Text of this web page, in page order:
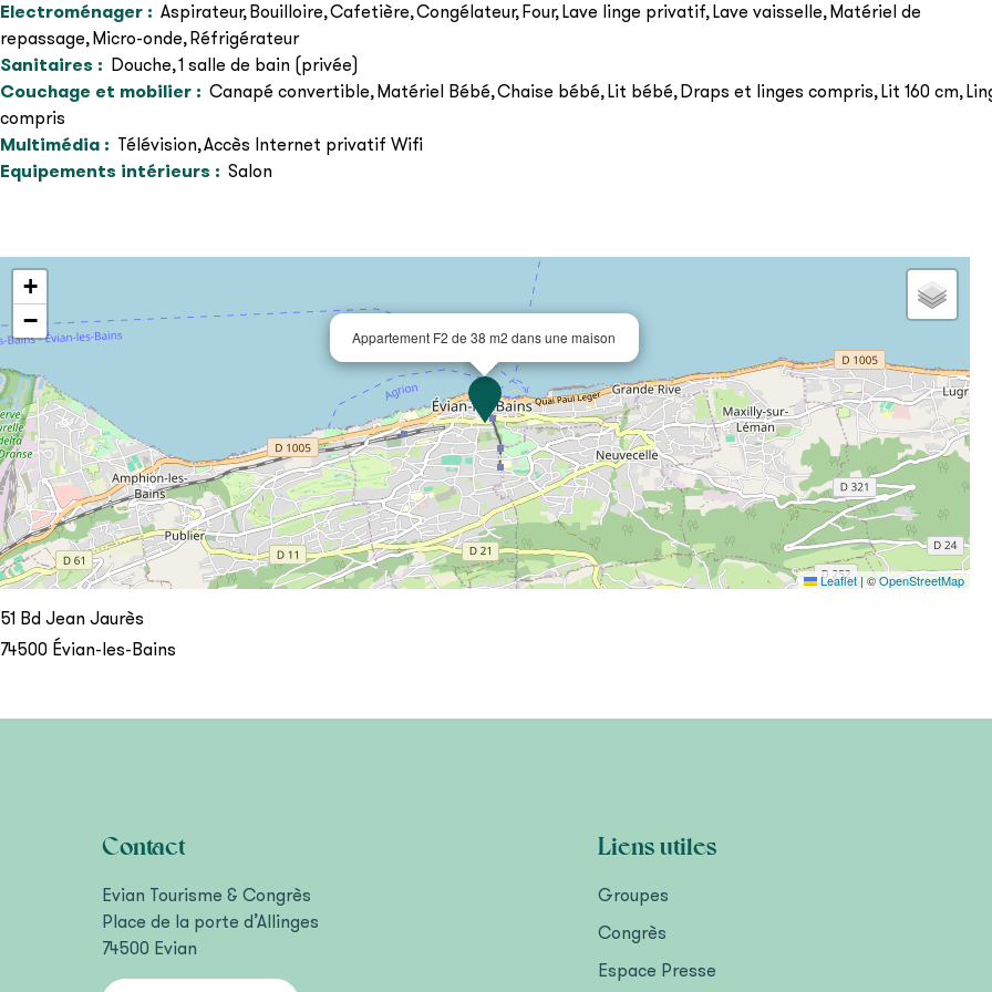
Electroménager : Aspirateur Bouilloire Cafetière Congélateur Four Lave linge privatif Lave vaisselle Matériel de
repassage Micro-onde Réfrigérateur
Sanitaires : Douche 1 salle de bain (privée)
Couchage et mobilier : Canapé convertible Matériel Bébé Chaise bébé Lit bébé Draps et linges compris Lit 160 cm
compris
Multimédia : Télévision Accès Internet privatif Wifi
Equipements intérieurs : Salon
Appartement F2 de 38 m2 dans une maison
+
−
Leaflet|©OpenStreetMap
51 Bd Jean Jaurès
74500 Évian-les-Bains
Contact
Evian Tourisme & Congrès
Place de la porte d’Allinges
74500 Evian
Liens utiles
Groupes
Congrès
Espace Presse